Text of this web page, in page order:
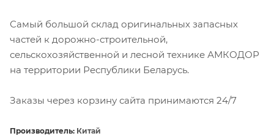
Самый большой склад оригинальных запасных
частей к дорожно-строительной,
сельскохозяйственной и лесной технике АМКОДОР
на территории Республики Беларусь.
Заказы через корзину сайта принимаются 24/7
Производитель: Китай